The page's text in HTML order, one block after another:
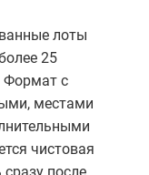
лоты
25
Формат с
местами
чистовая